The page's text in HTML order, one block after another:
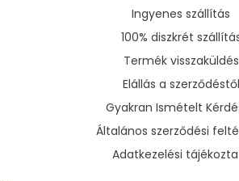
Ingyenes szállítás
100% diszkrét
Termék visszaküldés
Elállás a szerződéstől
Gyakran Ismételt
Általános szerződési
Adatkezelési